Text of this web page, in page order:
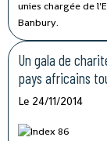
unies chargée de
Banbury.
Un gala de
pays africains
Le 24/11/2014